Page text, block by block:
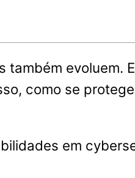
evoluem.
como se
em